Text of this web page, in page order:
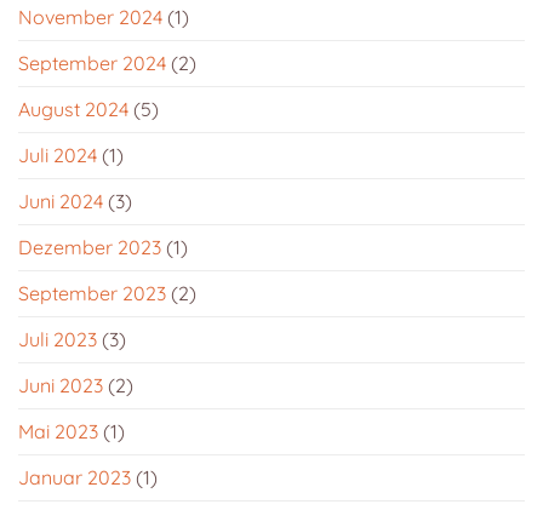
November 2024 (1)
September 2024 (2)
August 2024 (5)
Juli 2024 (1)
Juni 2024 (3)
Dezember 2023 (1)
September 2023 (2)
Juli 2023 (3)
Juni 2023 (2)
Mai 2023 (1)
Januar 2023 (1)